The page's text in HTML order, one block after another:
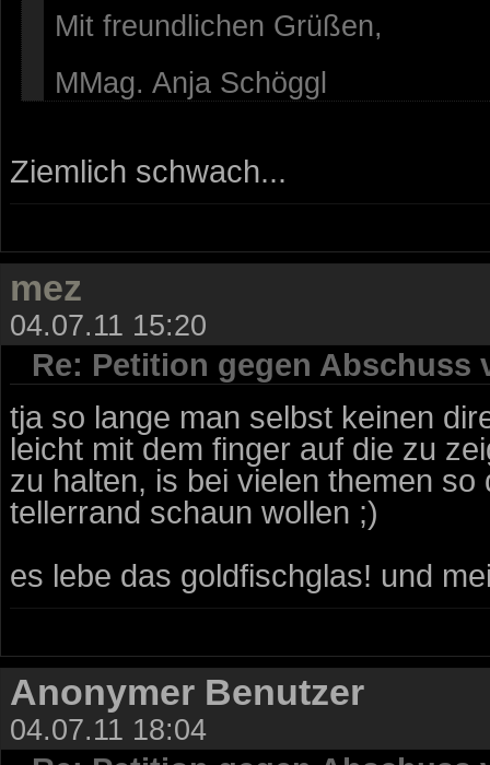
Mit freundlichen Grüßen,
MMag. Anja Schöggl
Ziemlich schwach...
mez
04.07.11 15:20
Re: Petition gegen Abschuss
tja so lange man selbst keinen
leicht mit dem finger auf die zu
zu halten, is bei vielen themen
tellerrand schaun wollen ;)
es lebe das goldfischglas! und
Anonymer Benutzer
04.07.11 18:04